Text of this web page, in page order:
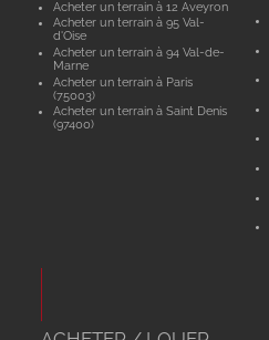
Acheter un terrain à 12 Aveyron
Acheter un terrain à 95 Val-
d'Oise
Acheter un terrain à 94 Val-de-
Marne
Acheter un terrain à Paris
(75003)
Acheter un terrain à Saint Denis
(97400)